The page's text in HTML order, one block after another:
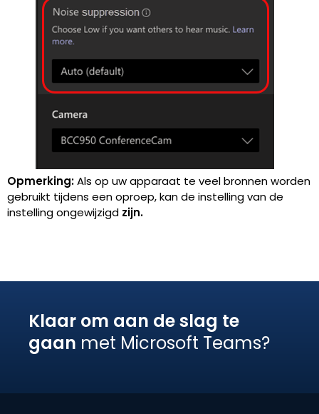
Opmerking:Als op uw apparaat te veel bronnen worden
gebruikt tijdens een oproep, kan de instelling van de
instelling ongewijzigd zijn.
Klaar om aan de slag te
gaan met Microsoft Teams?